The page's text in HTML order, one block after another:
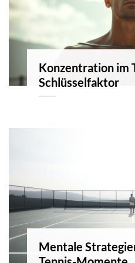
Konzentration im
Schlüsselfaktor
Mentale